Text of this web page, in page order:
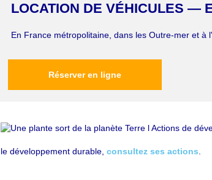
LOCATION DE VÉHICULES —
En France métropolitaine, dans les Outre-mer et à
Réserver en ligne
le développement durable,consultez ses actions.